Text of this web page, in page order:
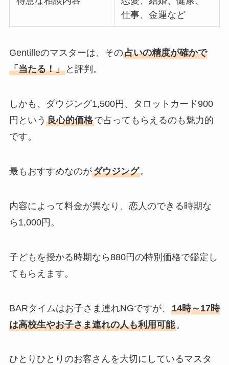
仕事、金運など
Gentilleのマスターは、その占いの精度が確かで
「当たる！」と評判。
しかも、ダウジング1,500円、タロットカード900
円という 良心的価格で占ってもらえるのも魅力的
です。
最もおすすめなのがダウジング。
内容によって料金が異なり、恋人のできる時期な
ら1,000円。
子どもを授かる時期なら880円の特別価格で鑑定し
てもらえます。
BARタイムはお子さま連れNGですが、 14時～17時
は高校生やお子さま連れの人も利用可能。
ひとりひとりのお客さんを大切にしているマスタ